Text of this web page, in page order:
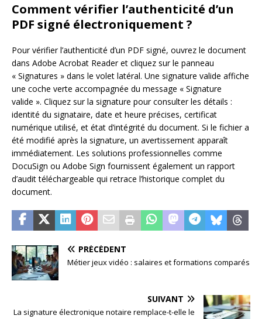
Comment vérifier l’authenticité d’un
PDF signé électroniquement ?
Pour vérifier l’authenticité d’un PDF signé, ouvrez le document
dans Adobe Acrobat Reader et cliquez sur le panneau
« Signatures » dans le volet latéral. Une signature valide affiche
une coche verte accompagnée du message « Signature
valide ». Cliquez sur la signature pour consulter les détails :
identité du signataire, date et heure précises, certificat
numérique utilisé, et état d’intégrité du document. Si le fichier a
été modifié après la signature, un avertissement apparaît
immédiatement. Les solutions professionnelles comme
DocuSign ou Adobe Sign fournissent également un rapport
d’audit téléchargeable qui retrace l’historique complet du
document.
PRÉCÉDENT
Métier jeux vidéo : salaires et formations comparés
SUIVANT
La signature électronique notaire remplace-t-elle le